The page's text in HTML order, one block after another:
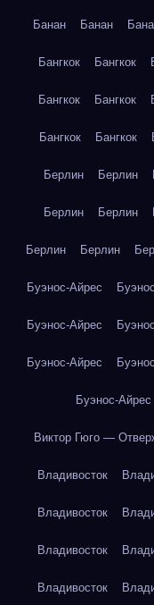
Банан Банан
Бангкок Бангкок
Бангкок Бангкок
Бангкок Бангкок
Берлин Берлин
Берлин Берлин
Берлин Берлин
Буэнос-Айрес
Буэнос-Айрес
Буэнос-Айрес
Буэнос-Айрес
Виктор Гюго —
Владивосток
Владивосток
Владивосток
Владивосток